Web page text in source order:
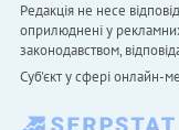
Редакція не несе
оприлюднені у
законодавством,
Cуб'єкт у сфері онлайн-